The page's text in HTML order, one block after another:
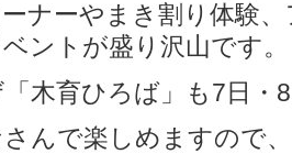
ナーやまき割り体験
ベントが盛り沢山です。
木育ひろば」も7日・
んで楽しめますので